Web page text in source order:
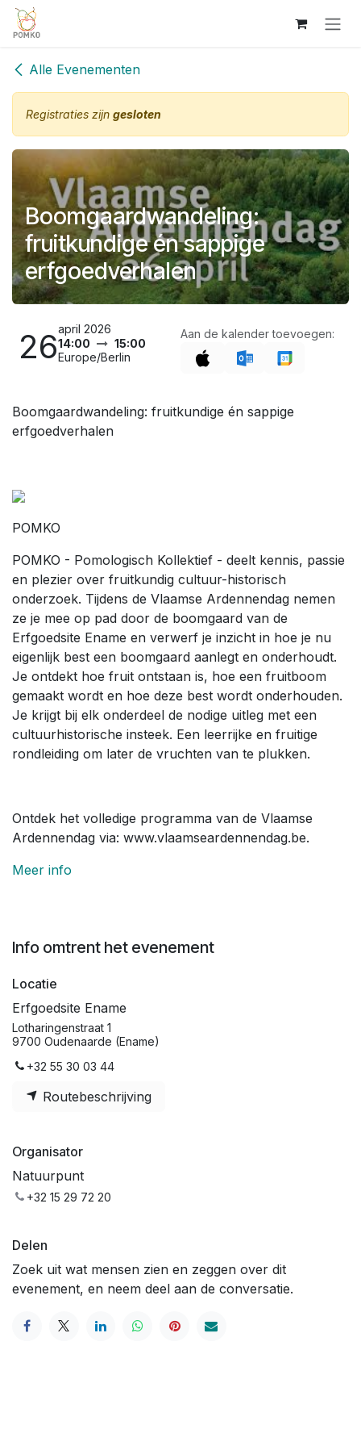
Overslaan naar inhoud
Alle Evenementen
Registraties zijn gesloten
Boomgaardwandeling:
fruitkundige én sappige
erfgoedverhalen
26april 2026
14:00
15:00
Europe/Berlin
Aan de kalender toevoegen:
Boomgaardwandeling: fruitkundige én sappige
erfgoedverhalen
POMKO
POMKO - Pomologisch Kollektief - deelt kennis, passie
en plezier over fruitkundig cultuur-historisch
onderzoek. Tijdens de Vlaamse Ardennendag nemen
ze je mee op pad door de boomgaard van de
Erfgoedsite Ename en verwerf je inzicht in hoe je nu
eigenlijk best een boomgaard aanlegt en onderhoudt.
Je ontdekt hoe fruit ontstaan is, hoe een fruitboom
gemaakt wordt en hoe deze best wordt onderhouden.
Je krijgt bij elk onderdeel de nodige uitleg met een
cultuurhistorische insteek. Een leerrijke en fruitige
rondleiding om later de vruchten van te plukken.
Ontdek het volledige programma van de Vlaamse
Ardennendag via: www.vlaamseardennendag.be.
Meer info
Info omtrent het evenement
Locatie
Erfgoedsite Ename
Lotharingenstraat 1
9700 Oudenaarde (Ename)
+32 55 30 03 44
Routebeschrijving
Organisator
Natuurpunt
+32 15 29 72 20
Delen
Zoek uit wat mensen zien en zeggen over dit
evenement, en neem deel aan de conversatie.